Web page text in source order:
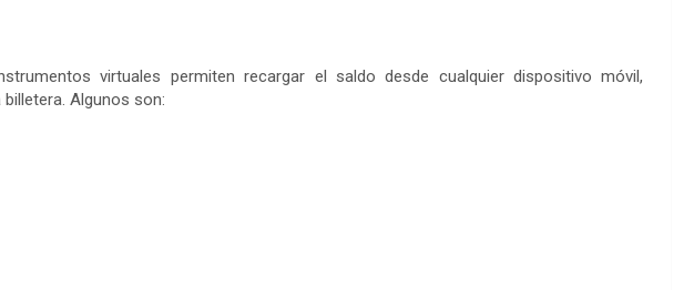
virtuales permiten recargar el saldo desde cualquier dispositivo móvil,
Algunos son: